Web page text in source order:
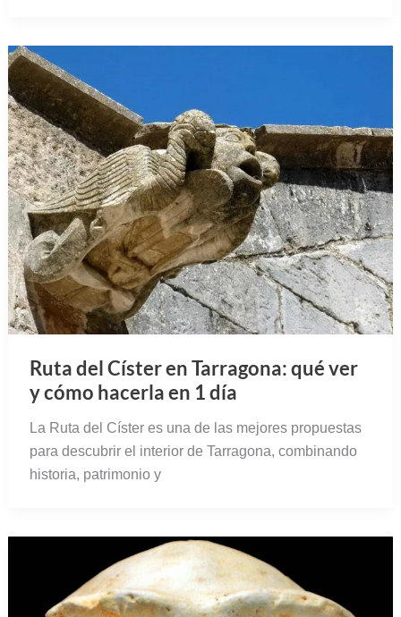
Ruta del Císter en Tarragona: qué ver
y cómo hacerla en 1 día
La Ruta del Císter es una de las mejores propuestas
para descubrir el interior de Tarragona, combinando
historia, patrimonio y